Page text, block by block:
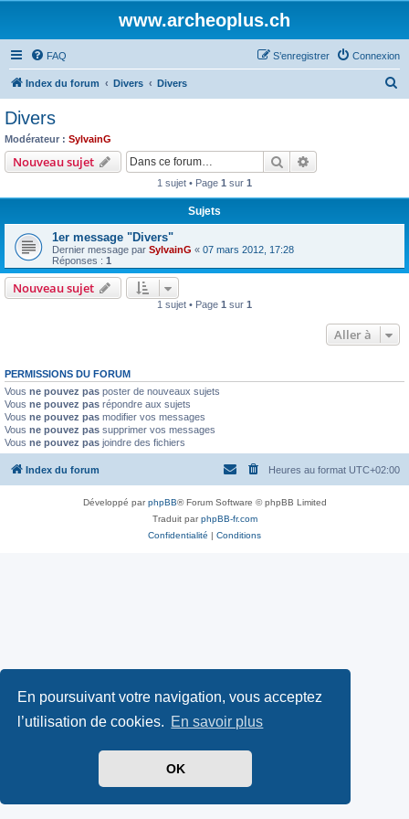
En poursuivant votre navigation, vous acceptez
l’utilisation de cookies. En savoir plus
OK
www.archeoplus.ch
FAQ Connexion
S’enregistrer
Index du forum Divers Divers
Divers
Modérateur : SylvainG
Nouveau sujet Rechercher
1 sujet • Page 1 sur 1
Sujets
1er message "Divers"
Dernier message par SylvainG « 07 mars 2012, 17:28
Réponses : 1
Nouveau sujet
1 sujet • Page 1 sur 1
Aller à
PERMISSIONS DU FORUM
Vous ne pouvez pas poster de nouveaux sujets
Vous ne pouvez pas répondre aux sujets
Vous ne pouvez pas modifier vos messages
Vous ne pouvez pas supprimer vos messages
Vous ne pouvez pas joindre des fichiers
Index du forum Heures au format UTC+02:00
Développé parphpBB® Forum Software © phpBB Limited
Traduit parphpBB-fr.com
Confidentialité | Conditions